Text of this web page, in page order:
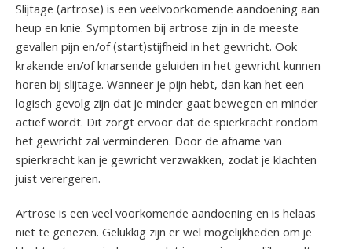
Slijtage (artrose) is een veelvoorkomende aandoening aan
heup en knie. Symptomen bij artrose zijn in de meeste
gevallen pijn en/of (start)stijfheid in het gewricht. Ook
krakende en/of knarsende geluiden in het gewricht kunnen
horen bij slijtage. Wanneer je pijn hebt, dan kan het een
logisch gevolg zijn dat je minder gaat bewegen en minder
actief wordt. Dit zorgt ervoor dat de spierkracht rondom
het gewricht zal verminderen. Door de afname van
spierkracht kan je gewricht verzwakken, zodat je klachten
juist verergeren.
Artrose is een veel voorkomende aandoening en is helaas
niet te genezen. Gelukkig zijn er wel mogelijkheden om je